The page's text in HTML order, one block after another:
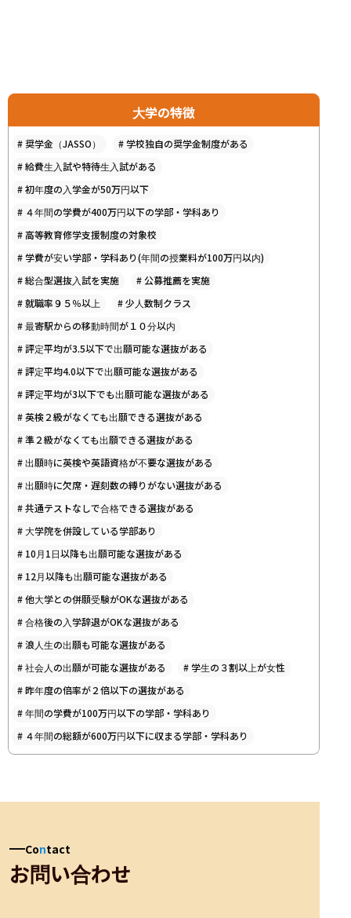
大学の特徴
# 奨学金（JASSO） # 学校独自の奨学金制度がある
#給費生入試や特待生入試がある
#初年度の入学金が50万円以下
# ４年間の学費が400万円以下の学部・学科あり
#高等教育修学支援制度の対象校
# 学費が安い学部・学科あり(年間の授業料が100万円以内)
#総合型選抜入試を実施 #公募推薦を実施
#就職率９５％以上 #少人数制クラス
#最寄駅からの移動時間が１０分以内
#評定平均が3.5以下で出願可能な選抜がある
#評定平均4.0以下で出願可能な選抜がある
#評定平均が3以下でも出願可能な選抜がある
#英検２級がなくても出願できる選抜がある
#準２級がなくても出願できる選抜がある
#出願時に英検や英語資格が不要な選抜がある
#出願時に欠席・遅刻数の縛りがない選抜がある
#共通テストなしで合格できる選抜がある
#大学院を併設している学部あり
# 10月1日以降も出願可能な選抜がある
# 12月以降も出願可能な選抜がある
#他大学との併願受験がOKな選抜がある
#合格後の入学辞退がOKな選抜がある
#浪人生の出願も可能な選抜がある
#社会人の出願が可能な選抜がある # 学生の３割以上が女性
#昨年度の倍率が２倍以下の選抜がある
#年間の学費が100万円以下の学部・学科あり
# ４年間の総額が600万円以下に収まる学部・学科あり
Contact
お問い合わせ